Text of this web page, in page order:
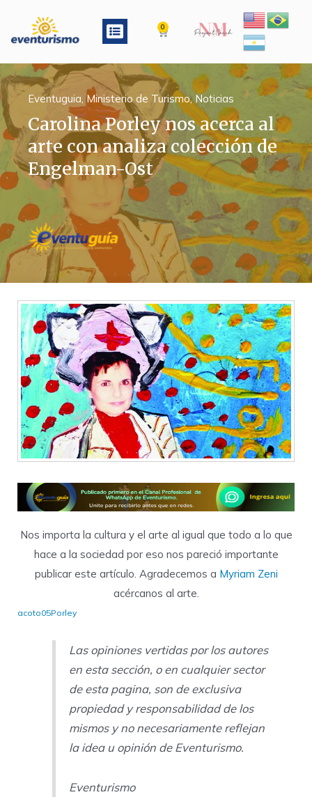
contenido
Menu 0 Cart
Eventuguia,Ministerio de Turismo,Noticias
Carolina Porley nos acerca al
arte con analiza colección de
Engelman-Ost
Nos importa la cultura y el arte al igual que todo a lo que
hace a la sociedad por eso nos pareció importante
publicar este artículo. Agradecemos a Myriam Zeni
acércanos al arte.
acoto05Porley
Las opiniones vertidas por los autores
en esta sección, o en cualquier sector
de esta pagina, son de exclusiva
propiedad y responsabilidad de los
mismos y no necesariamente reflejan
la idea u opinión de Eventurismo.
Eventurismo